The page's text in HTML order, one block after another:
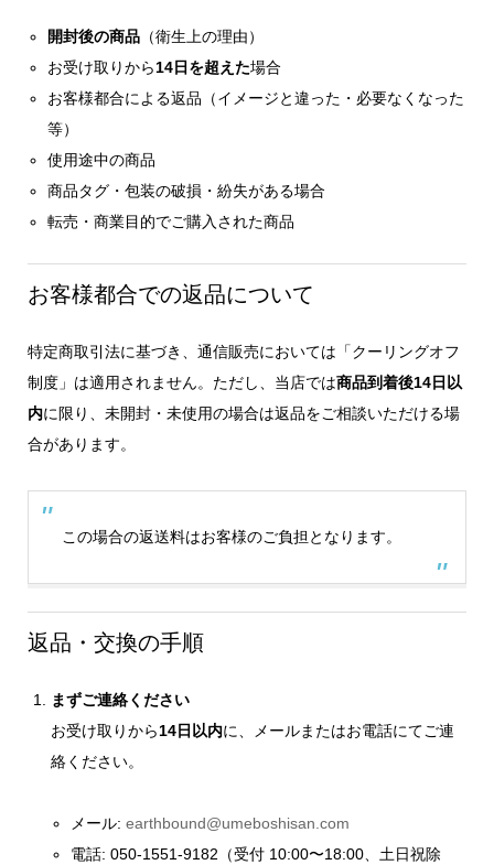
開封後の商品 （衛生上の理由）
お受け取りから14日を超えた場合
お客様都合による返品（イメージと違った・必要なくなった
等）
使用途中の商品
商品タグ・包装の破損・紛失がある場合
転売・商業目的でご購入された商品
お客様都合での返品について
特定商取引法に基づき、通信販売においては「クーリングオフ
制度」は適用されません。ただし、当店では商品到着後14日以
内に限り、未開封・未使用の場合は返品をご相談いただける場
合があります。
この場合の返送料はお客様のご負担となります。
返品・交換の手順
まずご連絡ください
お受け取りから14日以内に、メールまたはお電話にてご連
絡ください。
メール:earthbound@umeboshisan.com
電話: 050-1551-9182（受付 10:00〜18:00、土日祝除